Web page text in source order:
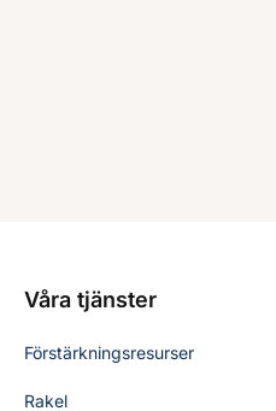
Våra tjänster
Förstärkningsresurser
Rakel